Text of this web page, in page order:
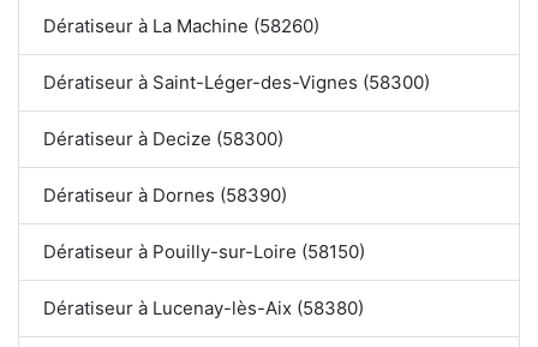
Dératiseur à La Machine (58260)
Dératiseur à Saint-Léger-des-Vignes (58300)
Dératiseur à Decize (58300)
Dératiseur à Dornes (58390)
Dératiseur à Pouilly-sur-Loire (58150)
Dératiseur à Lucenay-lès-Aix (58380)